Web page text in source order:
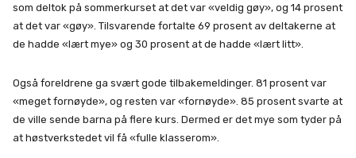
som deltok på sommerkurset at det var «veldig gøy», og 14 prosent
at det var «gøy». Tilsvarende fortalte 69 prosent av deltakerne at
de hadde «lært mye» og 30 prosent at de hadde «lært litt».
Også foreldrene ga svært gode tilbakemeldinger. 81 prosent var
«meget fornøyde», og resten var «fornøyde». 85 prosent svarte at
de ville sende barna på flere kurs. Dermed er det mye som tyder på
at høstverkstedet vil få «fulle klasserom».